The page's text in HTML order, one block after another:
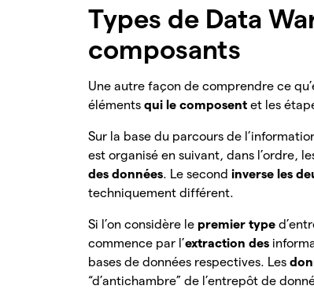
Types de Data
composants
Une autre façon de comprendre ce
élémentsqui le composentet les
Sur la base du parcours de
est organisé en suivant, dans l’ordre,
des données. Le secondinverse les
techniquement différent.
Si l’on considère le premier type
commence par l’extraction des
bases de données respectives. Les
“d’antichambre” de l’entrepôt de